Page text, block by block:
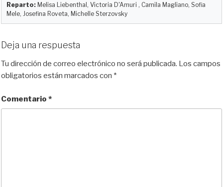
Reparto: Melisa Liebenthal, Victoria D'Amuri , Camila Magliano, Sofia
Mele, Josefina Roveta, Michelle Sterzovsky
Deja una respuesta
Tu dirección de correo electrónico no será publicada. Los campos
obligatorios están marcados con *
Comentario *